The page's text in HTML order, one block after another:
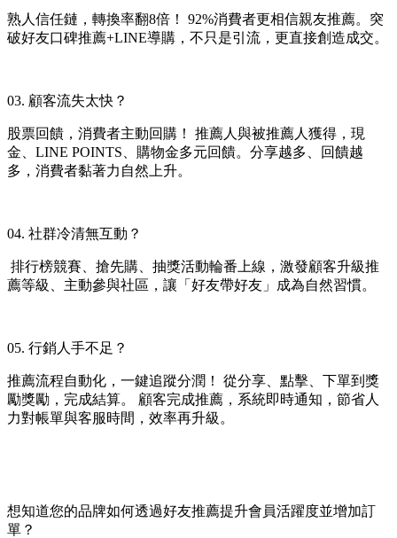
熟人信任鏈，轉換率翻8倍！ 92%消費者更相信親友推薦。突
破好友口碑推薦+LINE導購，不只是引流，更直接創造成交。
03. 顧客流失太快？
股票回饋，消費者主動回購！ 推薦人與被推薦人獲得，現
金、LINE POINTS、購物金多元回饋。分享越多、回饋越
多，消費者黏著力自然上升。
04. 社群冷清無互動？
排行榜競賽、搶先購、抽獎活動輪番上線，激發顧客升級推
薦等級、主動參與社區，讓「好友帶好友」成為自然習慣。
05. 行銷人手不足？
推薦流程自動化，一鍵追蹤分潤！ 從分享、點擊、下單到獎
勵獎勵，完成結算。 顧客完成推薦，系統即時通知，節省人
力對帳單與客服時間，效率再升級。
想知道您的品牌如何透過好友推薦提升會員活躍度並增加訂
單？